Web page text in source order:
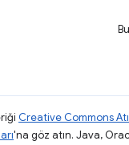
Creative Commons
'na göz atın. Java,